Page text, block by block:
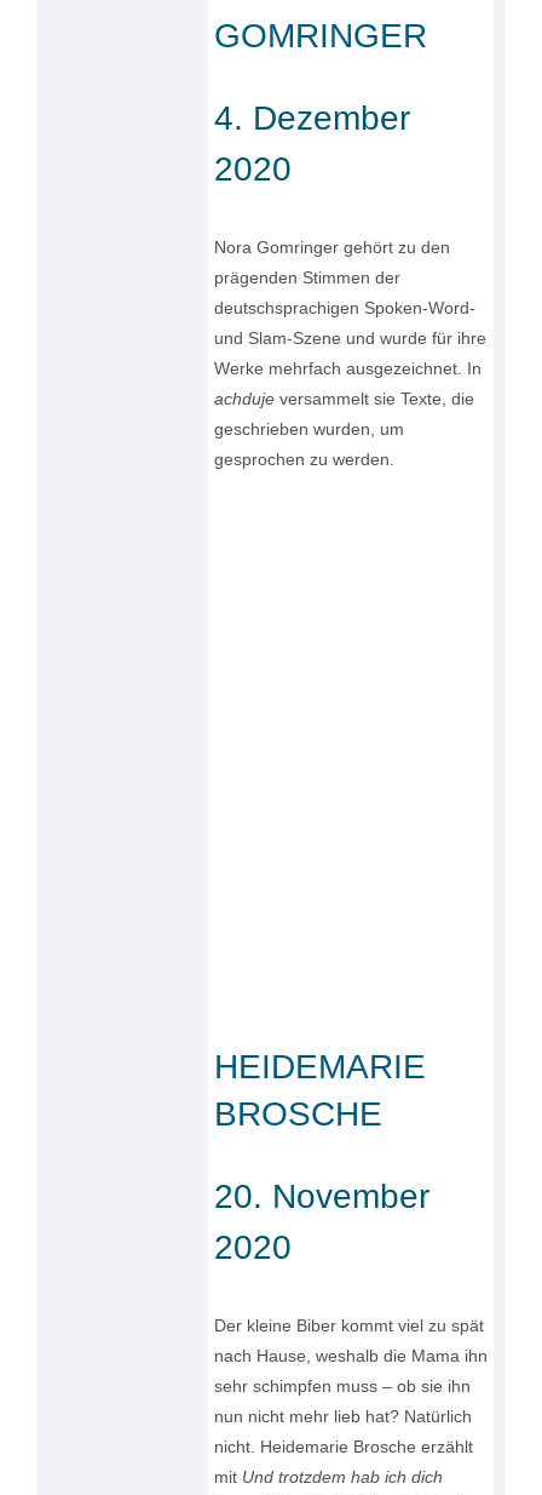
GOMRINGER
4. Dezember
2020
Nora Gomringer gehört zu den
prägenden Stimmen der
deutschsprachigen Spoken-Word-
und Slam-Szene und wurde für ihre
Werke mehrfach ausgezeichnet. In
achduje versammelt sie Texte, die
geschrieben wurden, um
gesprochen zu werden.
HEIDEMARIE
BROSCHE
20. November
2020
Der kleine Biber kommt viel zu spät
nach Hause, weshalb die Mama ihn
sehr schimpfen muss – ob sie ihn
nun nicht mehr lieb hat? Natürlich
nicht. Heidemarie Brosche erzählt
mit Und trotzdem hab ich dich